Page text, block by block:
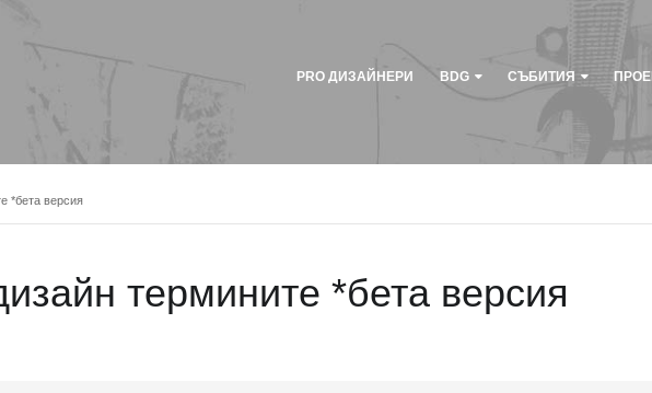
PRO ДИЗАЙНЕРИ BDG СЪБИТИЯ
*бета версия
термините *бета версия